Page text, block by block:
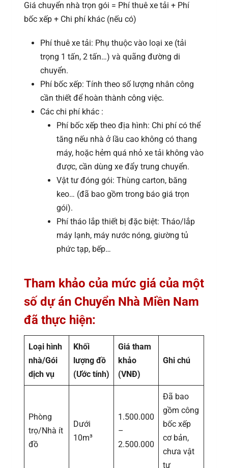
Giá chuyển nhà trọn gói = Phí thuê xe tải + Phí
bốc xếp + Chi phí khác (nếu có)
Phí thuê xe tải: Phụ thuộc vào loại xe (tải
trọng 1 tấn, 2 tấn…) và quãng đường di
chuyển.
Phí bốc xếp: Tính theo số lượng nhân công
cần thiết để hoàn thành công việc.
Các chi phí khác :
Phí bốc xếp theo địa hình: Chi phí có thể
tăng nếu nhà ở lầu cao không có thang
máy, hoặc hẻm quá nhỏ xe tải không vào
được, cần dùng xe đẩy trung chuyển.
Vật tư đóng gói: Thùng carton, băng
keo… (đã bao gồm trong báo giá trọn
gói).
Phí tháo lắp thiết bị đặc biệt: Tháo/lắp
máy lạnh, máy nước nóng, giường tủ
phức tạp, bếp…
Tham khảo của mức giá của một
số dự án Chuyển Nhà Miền Nam
đã thực hiện:
Loại hình
nhà/Gói
dịch vụ
Khối
lượng đồ
(Ước tính)
Giá tham
khảo
(VNĐ)
Ghi chú
Phòng
trọ/Nhà ít
đồ
Dưới
10m³
1.500.000
–
2.500.000
Đã bao
gồm công
bốc xếp
cơ bản,
chưa vật
tư